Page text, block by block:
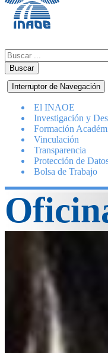
Buscar
Interruptor de Navegación
El INAOE
Investigación y
Formación
Vinculación
Transparencia
Protección de
Bolsa de Trabajo